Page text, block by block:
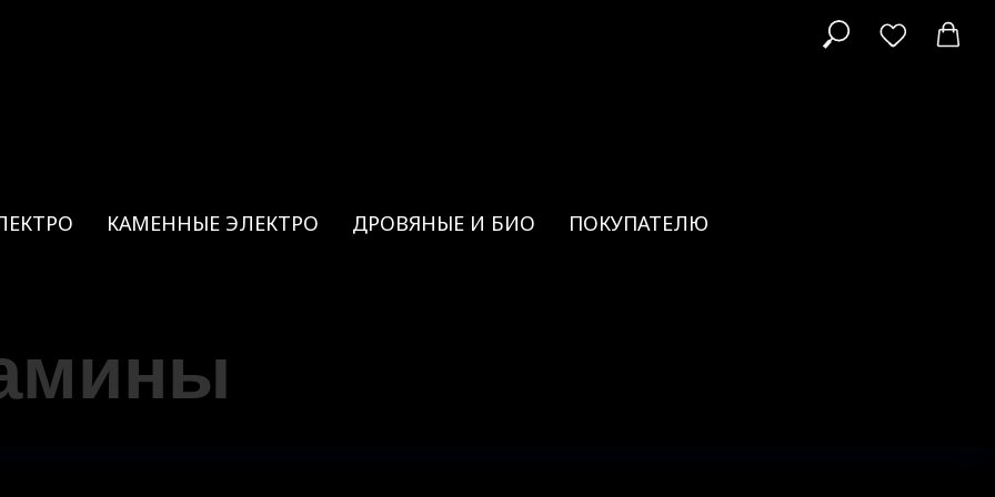
КАМЕННЫЕ ЭЛЕКТРО ДРОВЯНЫЕ И БИО ПОКУПАТЕЛЮ